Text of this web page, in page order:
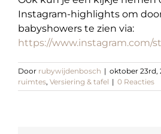
Instagram-highlights om
babyshowers te zien via:
https://www.instagram.com/
Door rubywijdenbosch | oktober 23rd,
ruimtes, Versiering & tafel | 0 Reacties